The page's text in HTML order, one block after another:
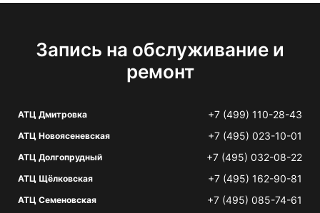
Запись на обслуживание и
ремонт
АТЦ Дмитровка +7 (499) 110-28-43
АТЦ Новоясеневская +7 (495) 023-10-01
АТЦ Долгопрудный +7 (495) 032-08-22
АТЦ Щёлковская +7 (495) 162-90-81
АТЦ Семеновская +7 (495) 085-74-61